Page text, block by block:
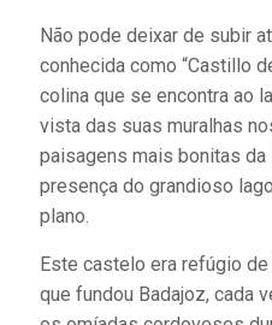
Não pode deixar de subir
conhecida como “Castillo
colina que se encontra ao
vista das suas muralhas
paisagens mais bonitas da
presença do grandioso
plano.
Este castelo era refúgio
que fundou Badajoz, cada